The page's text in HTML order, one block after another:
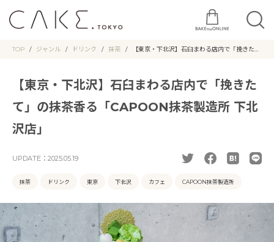
TOP ジャンル ドリンク 抹茶
【東京・下北沢】石臼まわる店内で「挽きた
【東京・下北沢】石臼まわる店内で「挽きた
て」の抹茶香る「CAPOON抹茶製造所 下北
沢店」
UPDATE： 2025.05.19
抹茶 ドリンク 東京 下北沢 カフェ CAPOON抹茶製造所